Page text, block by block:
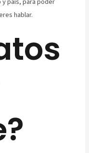
hablar.